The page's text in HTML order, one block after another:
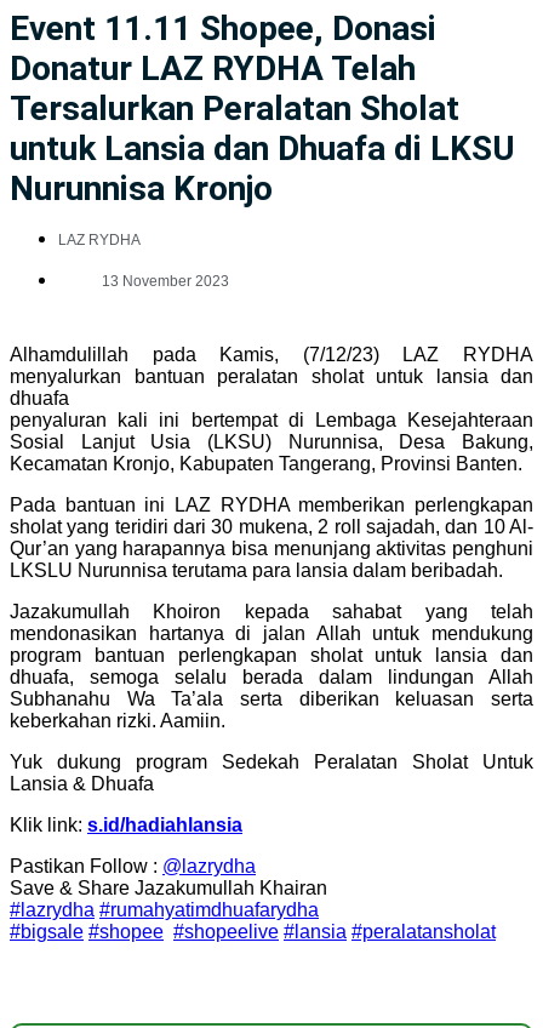
Event 11.11 Shopee, Donasi
Donatur LAZ RYDHA Telah
Tersalurkan Peralatan Sholat
untuk Lansia dan Dhuafa di LKSU
Nurunnisa Kronjo
LAZ RYDHA
13 November 2023
Alhamdulillah pada Kamis, (7/12/23) LAZ RYDHA
menyalurkan bantuan peralatan sholat untuk lansia dan
dhuafa
penyaluran kali ini bertempat di Lembaga Kesejahteraan
Sosial Lanjut Usia (LKSU) Nurunnisa, Desa Bakung,
Kecamatan Kronjo, Kabupaten Tangerang, Provinsi Banten.
Pada bantuan ini LAZ RYDHA memberikan perlengkapan
sholat yang teridiri dari 30 mukena, 2 roll sajadah, dan 10 Al-
Qur’an yang harapannya bisa menunjang aktivitas penghuni
LKSLU Nurunnisa terutama para lansia dalam beribadah.
Jazakumullah Khoiron kepada sahabat yang telah
mendonasikan hartanya di jalan Allah untuk mendukung
program bantuan perlengkapan sholat untuk lansia dan
dhuafa, semoga selalu berada dalam lindungan Allah
Subhanahu Wa Ta’ala serta diberikan keluasan serta
keberkahan rizki. Aamiin.
Yuk dukung program Sedekah Peralatan Sholat Untuk
Lansia & Dhuafa
Klik link: s.id/hadiahlansia
Pastikan Follow : @lazrydha
Save & Share Jazakumullah Khairan
#lazrydha #rumahyatimdhuafarydha
#bigsale #shopee #shopeelive #lansia #peralatansholat